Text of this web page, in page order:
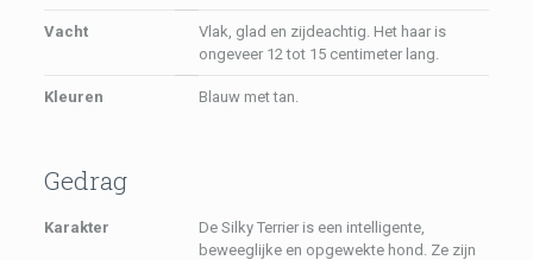
Vacht
Vlak, glad en zijdeachtig. Het haar is
ongeveer 12 tot 15 centimeter lang.
Kleuren Blauw met tan.
Gedrag
Karakter
De Silky Terrier is een intelligente,
beweeglijke en opgewekte hond. Ze zijn